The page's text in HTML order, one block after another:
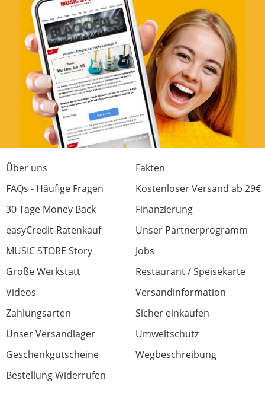
Über uns
Fakten
FAQs - Häufige Fragen
Kostenloser Versand ab 29€
30 Tage Money Back
Finanzierung
easyCredit-Ratenkauf
Unser Partnerprogramm
MUSIC STORE Story
Jobs
Große Werkstatt
Restaurant / Speisekarte
Videos
Versandinformation
Zahlungsarten
Sicher einkaufen
Unser Versandlager
Umweltschutz
Geschenkgutscheine
Wegbeschreibung
Bestellung Widerrufen